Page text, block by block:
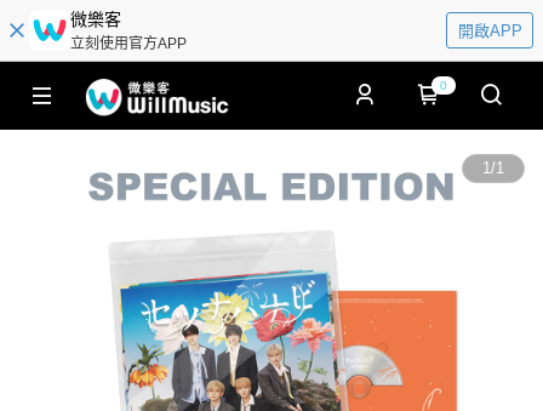
微樂客
立刻使用官方APP
開啟APP
0
1/1